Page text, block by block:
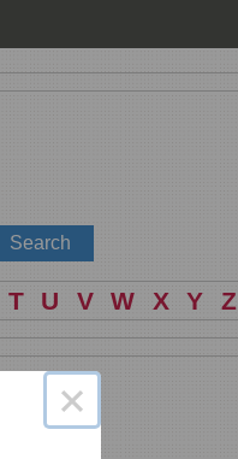
T U V W X Y Z
×